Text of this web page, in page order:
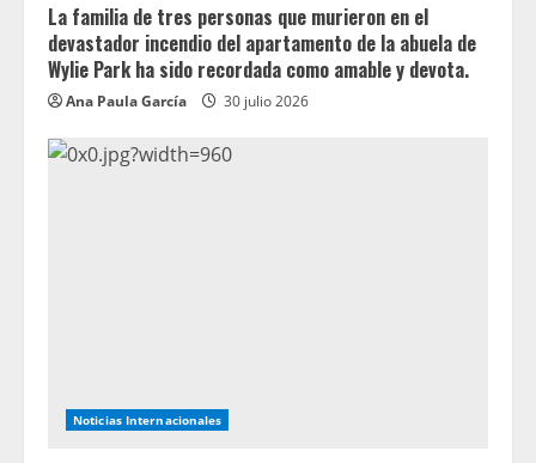
La familia de tres personas que murieron en el
devastador incendio del apartamento de la abuela de
Wylie Park ha sido recordada como amable y devota.
Ana Paula García 30 julio 2026
Noticias Internacionales